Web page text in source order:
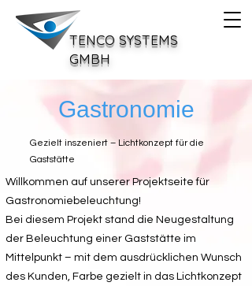
TENCO SYSTEMS
GMBH
Gastronomie
Gezielt inszeniert – Lichtkonzept für die
Gaststätte
Willkommen auf unserer Projektseite für
Gastronomiebeleuchtung!
Bei diesem Projekt stand die Neugestaltung
der Beleuchtung einer Gaststätte im
Mittelpunkt – mit dem ausdrücklichen Wunsch
des Kunden, Farbe gezielt in das Lichtkonzept